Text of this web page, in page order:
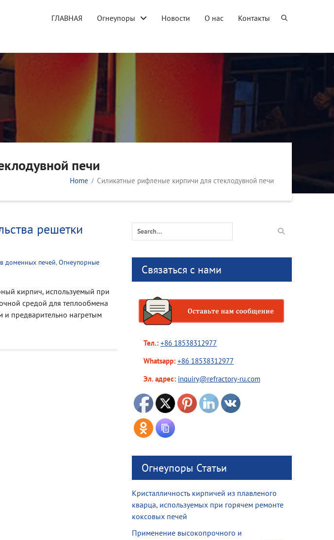
ГЛАВНАЯ Огнеупоры Новости О нас Контакты
печи
Home Силикатные рифленые кирпичи для стеклодувной печи
решетки
доменных печей,Огнеупорные
кирпич, используемый при
средой для теплообмена
предварительно нагретым
Search
for:
Связаться с нами
Тел.: +86 18538312977
Whatsapp: +86 18538312977
Эл. адрес: inquiry@refractory-ru.com
Огнеупоры Статьи
Кристалличность кирпичей из плавленого
кварца, используемых при горячем ремонте
коксовых печей
Применение высокопрочного и